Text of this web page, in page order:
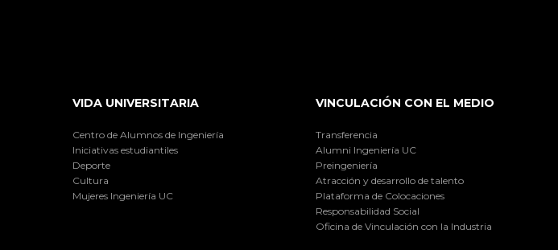
VIDA UNIVERSITARIA
Centro de Alumnos de Ingeniería
Iniciativas estudiantiles
Deporte
Cultura
Mujeres Ingeniería UC
VINCULACIÓN CON EL MEDIO
Transferencia
Alumni Ingeniería UC
Preingeniería
Atracción y desarrollo de talento
Plataforma de Colocaciones
Responsabilidad Social
Oficina de Vinculación con la Industria